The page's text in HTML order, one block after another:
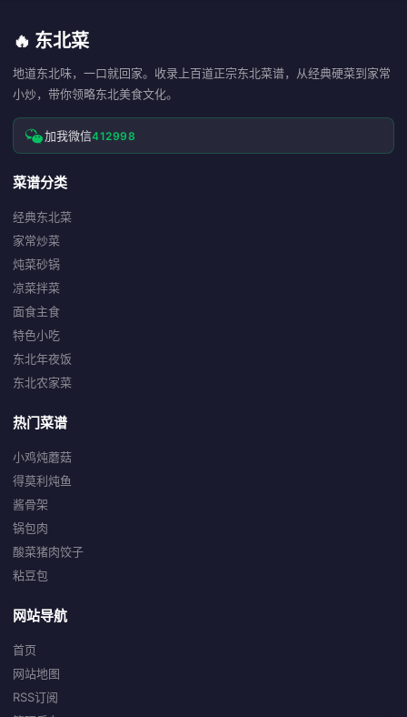
🔥 东北菜
地道东北味，一口就回家。收录上百道正宗东北菜谱，从经典硬菜到家常
小炒，带你领略东北美食文化。
加我微信412998
菜谱分类
经典东北菜
家常炒菜
炖菜砂锅
凉菜拌菜
面食主食
特色小吃
东北年夜饭
东北农家菜
热门菜谱
小鸡炖蘑菇
得莫利炖鱼
酱骨架
锅包肉
酸菜猪肉饺子
粘豆包
网站导航
首页
网站地图
RSS订阅